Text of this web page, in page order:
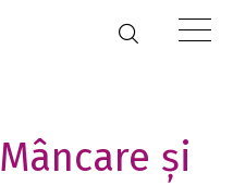
Mâncare și